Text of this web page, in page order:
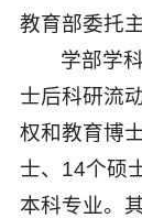
教育部委托
学部学
士后科研流
权和教育博
士、14个硕
本科专业。